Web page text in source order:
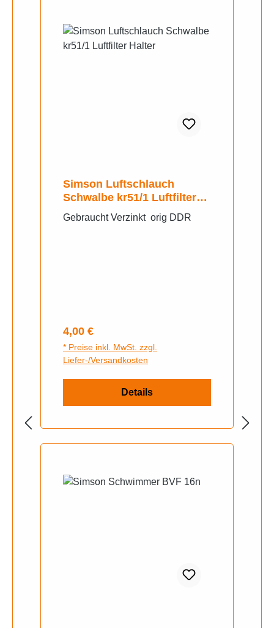
Simson Luftschlauch
Schwalbe kr51/1 Luftfilter
Halter
Gebraucht Verzinkt orig DDR
Regulärer Preis:
4,00 €
* Preise inkl. MwSt. zzgl.
Liefer-/Versandkosten
Details